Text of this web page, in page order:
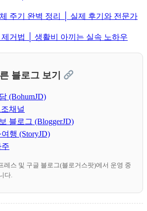
주기 완벽 정리 │ 실제 후기와 전문가
거법 │ 생활비 아끼는 실속 노하우
블로그 보기
(BohumJD)
채널
블로그 (BloggerJD)
행 (StoryJD)
주
레스 및 구글 블로그(블로거스팟)에서 운영 중
다.